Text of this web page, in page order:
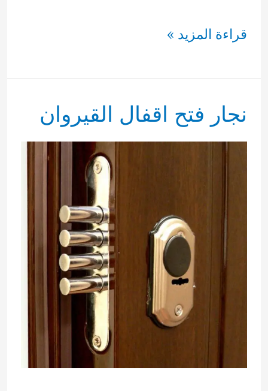
نجار
اقفال
غرناطه
قراءة المزيد »
نجار فتح اقفال القيروان